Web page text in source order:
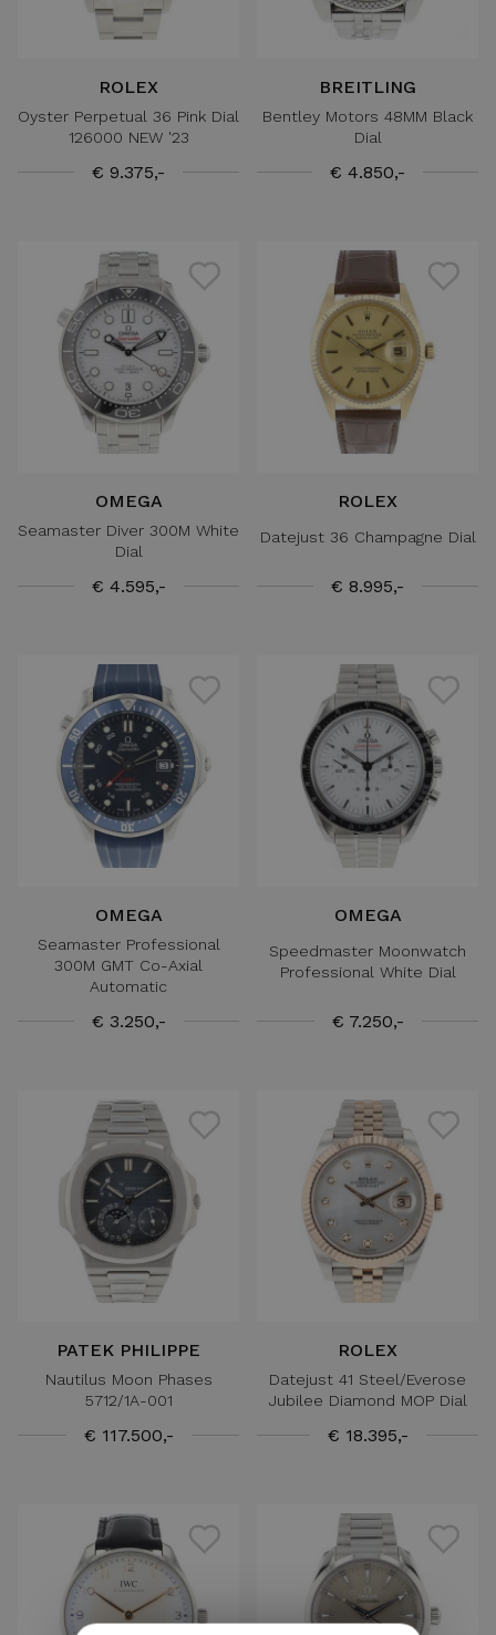
ROLEX
Oyster Perpetual 36 Pink Dial
126000 NEW '23
€ 9.375,-
BREITLING
Bentley Motors 48MM Black
Dial
€ 4.850,-
OMEGA
Seamaster Diver 300M White
Dial
€ 4.595,-
ROLEX
Datejust 36 Champagne Dial
€ 8.995,-
OMEGA
Seamaster Professional
300M GMT Co-Axial
Automatic
€ 3.250,-
OMEGA
Speedmaster Moonwatch
Professional White Dial
€ 7.250,-
PATEK PHILIPPE
Nautilus Moon Phases
5712/1A-001
€ 117.500,-
ROLEX
Datejust 41 Steel/Everose
Jubilee Diamond MOP Dial
€ 18.395,-